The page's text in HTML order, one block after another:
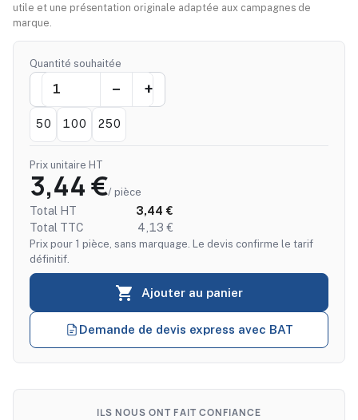
utile et une présentation originale adaptée aux campagnes de
marque.
Quantité souhaitée
50 100 250
 Ajouter au panier
Prix unitaire HT
3,44 €/ pièce
Total HT
3,44 €
Total TTC
4,13 €
Prix pour 1 pièce, sans marquage. Le devis confirme le tarif
définitif.
Demande de devis express avec BAT
ILS NOUS ONT FAIT CONFIANCE